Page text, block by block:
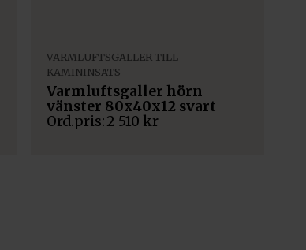
VARMLUFTSGALLER TILL
KAMININSATS
Varmluftsgaller hörn
vänster 80x40x12 svart
2 510 kr